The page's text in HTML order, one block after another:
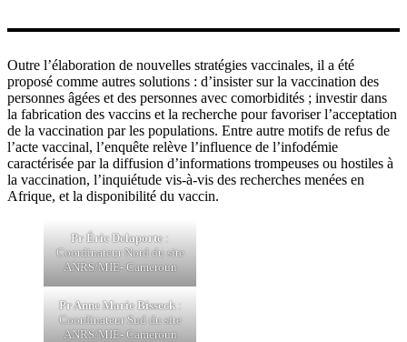
Outre l’élaboration de nouvelles stratégies vaccinales, il a été
proposé comme autres solutions : d’insister sur la vaccination des
personnes âgées et des personnes avec comorbidités ; investir dans
la fabrication des vaccins et la recherche pour favoriser l’acceptation
de la vaccination par les populations. Entre autre motifs de refus de
l’acte vaccinal, l’enquête relève l’influence de l’infodémie
caractérisée par la diffusion d’informations trompeuses ou hostiles à
la vaccination, l’inquiétude vis-à-vis des recherches menées en
Afrique, et la disponibilité du vaccin.
Pr Éric Delaporte :
Coordinateur Nord du site
ANRS/MIE- Cameroun
Pr Anne Marie Bisseck:
Coordinateur Sud du site
ANRS/MIE- Cameroun